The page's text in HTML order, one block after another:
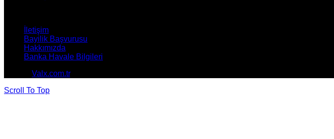
İletişim
Bayilik Başvurusu
Hakkımızda
Banka Havale Bilgileri
Valx.com.tr. All rights reserved
Scroll To Top